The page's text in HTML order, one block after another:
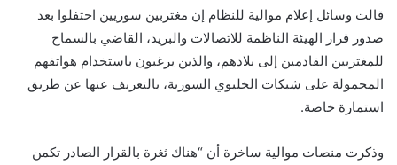
قالت وسائل إعلام موالية للنظام إن مغتربين سوريين احتفلوا بعد
صدور قرار الهيئة الناظمة للاتصالات والبريد، القاضي بالسماح
للمغتربين القادمين إلى بلادهم، والذين يرغبون باستخدام هواتفهم
المحمولة على شبكات الخليوي السورية، بالتعريف عنها عن طريق
استمارة خاصة.
وذكرت منصات موالية ساخرة أن “هناك ثغرة بالقرار الصادر تكمن